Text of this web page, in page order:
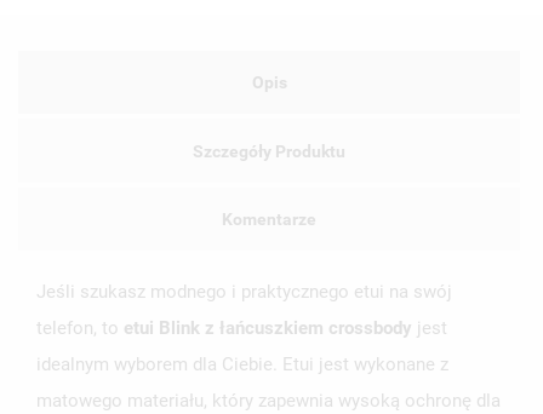
Opis
Szczegóły Produktu
Komentarze
Jeśli szukasz modnego i praktycznego etui na swój
telefon, to etui Blink z łańcuszkiem crossbody jest
idealnym wyborem dla Ciebie. Etui jest wykonane z
matowego materiału, który zapewnia wysoką ochronę dla